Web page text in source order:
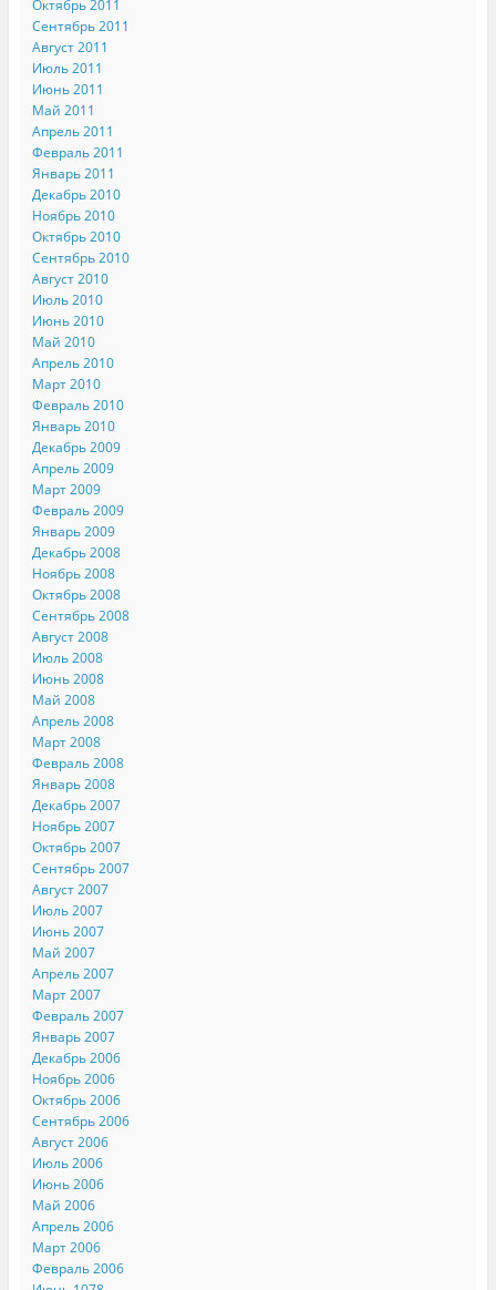
Октябрь 2011
Сентябрь 2011
Август 2011
Июль 2011
Июнь 2011
Май 2011
Апрель 2011
Февраль 2011
Январь 2011
Декабрь 2010
Ноябрь 2010
Октябрь 2010
Сентябрь 2010
Август 2010
Июль 2010
Июнь 2010
Май 2010
Апрель 2010
Март 2010
Февраль 2010
Январь 2010
Декабрь 2009
Апрель 2009
Март 2009
Февраль 2009
Январь 2009
Декабрь 2008
Ноябрь 2008
Октябрь 2008
Сентябрь 2008
Август 2008
Июль 2008
Июнь 2008
Май 2008
Апрель 2008
Март 2008
Февраль 2008
Январь 2008
Декабрь 2007
Ноябрь 2007
Октябрь 2007
Сентябрь 2007
Август 2007
Июль 2007
Июнь 2007
Май 2007
Апрель 2007
Март 2007
Февраль 2007
Январь 2007
Декабрь 2006
Ноябрь 2006
Октябрь 2006
Сентябрь 2006
Август 2006
Июль 2006
Июнь 2006
Май 2006
Апрель 2006
Март 2006
Февраль 2006